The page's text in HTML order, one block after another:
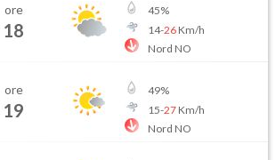
ore
18
45%
14-26Km/h
Nord NO
ore
19
49%
15-27Km/h
Nord NO